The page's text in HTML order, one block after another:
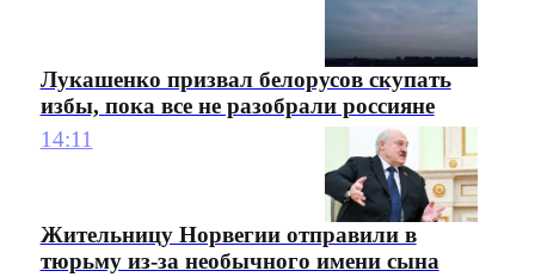
Лукашенко призвал белорусов скупать
избы, пока все не разобрали россияне
14:11
Жительницу Норвегии отправили в
тюрьму из-за необычного имени сына